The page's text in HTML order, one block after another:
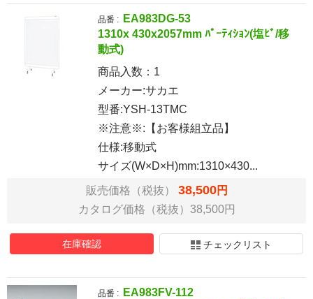
品番 :
EA983DG-53
1310x 430x2057mm ﾊﾟｰﾃｨｼｮﾝ(塩ﾋﾞ/移
動式)
商品入数： 1
メーカー:サカエ
型番:YSH-13TMC
※注意※:【お客様組立品】
仕様:移動式
サイズ(W×D×H)mm:1310×430...
販売価格（税抜） 38,500円
カタログ価格（税抜）38,500円
在庫確認 チェックリスト
品番 :
EA983FV-112